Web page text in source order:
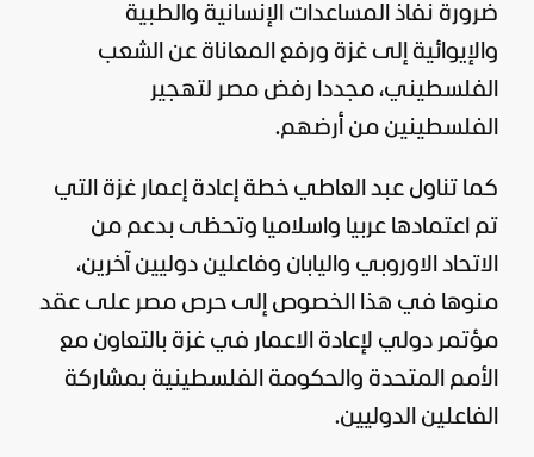
ضرورة نفاذ المساعدات الإنسانية والطبية
والإيوائية إلى غزة ورفع المعاناة عن الشعب
الفلسطيني، مجددا رفض مصر لتهجير
الفلسطينين من أرضهم.
كما تناول عبد العاطي خطة إعادة إعمار غزة التي
تم اعتمادها عربيا واسلاميا وتحظى بدعم من
الاتحاد الاوروبي واليابان وفاعلين دوليين آخرين،
منوها في هذا الخصوص إلى حرص مصر على عقد
مؤتمر دولي لإعادة الاعمار في غزة بالتعاون مع
الأمم المتحدة والحكومة الفلسطينية بمشاركة
الفاعلين الدوليين.